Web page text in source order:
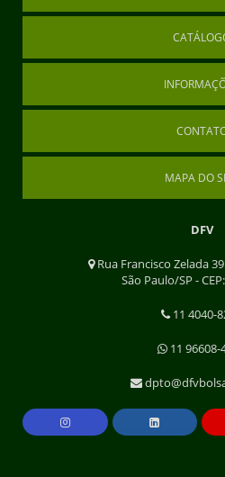
MAPA DO
DFV
Rua Francisco Zelada
São Paulo/SP -
11 4040-
11 96608-